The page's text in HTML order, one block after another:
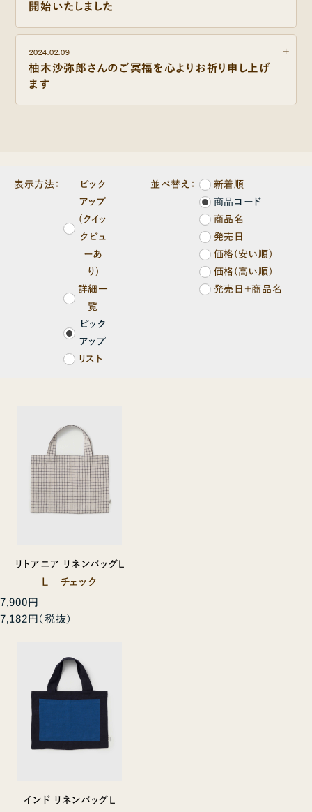
レンタルサービス
開始いたしました
柚木沙弥郎さんのご冥福を心よりお祈り申し上げ
ます
2024.02.09
表示方法：
ピック
アップ
(クイッ
クビュ
ーあ
り)
詳細一
覧
ピック
アップ
リスト
並べ替え：
新着順
商品コード
商品名
発売日
価格(安い順)
価格(高い順)
発売日＋商品名
リトアニア リネンバッグL
L チェック
7,900円
7,182円
インド リネンバッグL